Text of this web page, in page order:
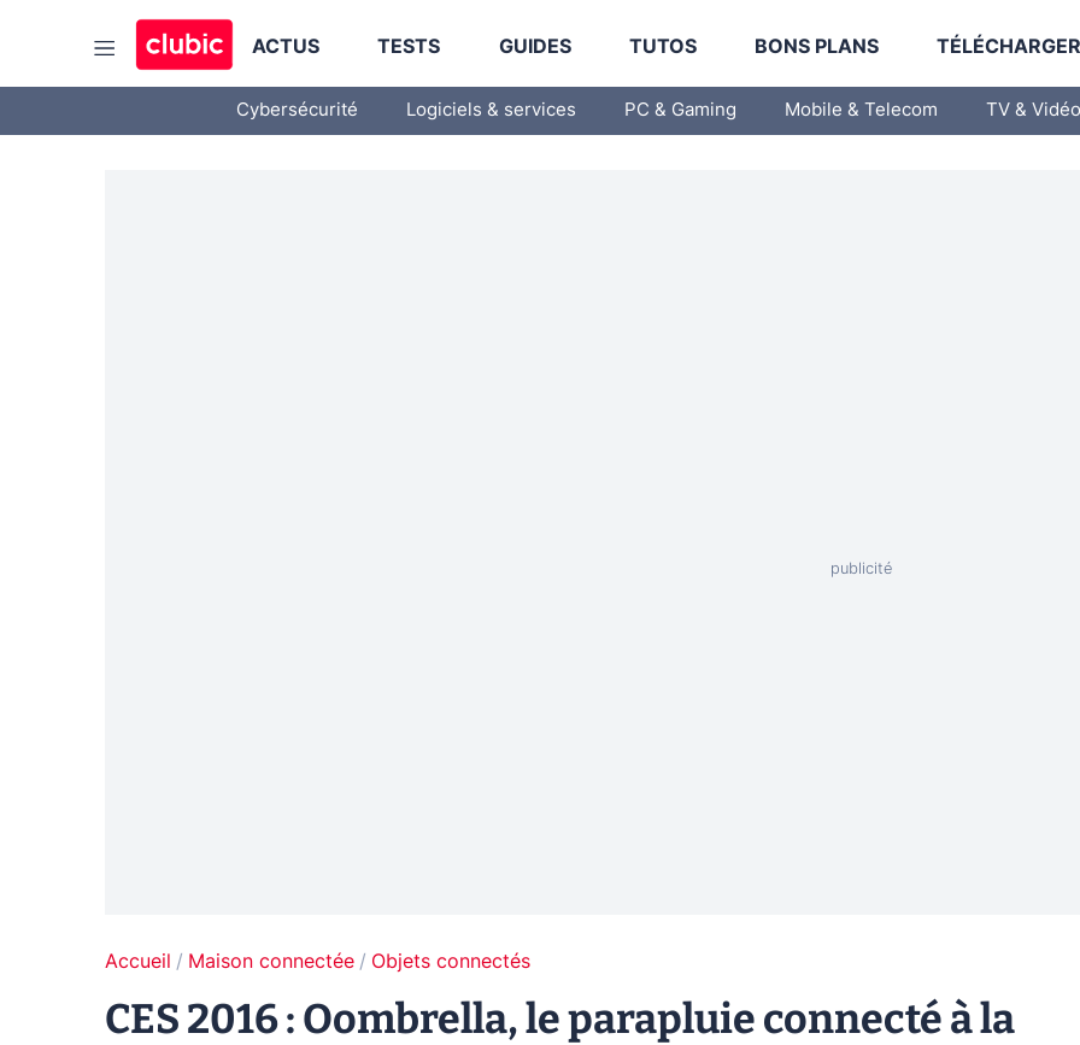
ACTUS TESTS GUIDES TUTOS BONS PLANS
Cybersécurité Logiciels & services PC & Gaming Mobile & Telecom TV & Vidéo
Accueil Maison connectée Objets connectés
CES 2016 : Oombrella, le parapluie connecté à la